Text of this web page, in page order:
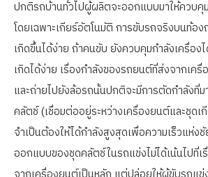
ปกติรถบ้านทั่วไปผู้ผลิตจะออกแบบมาให้ควบคุ
โดยเฉพาะเกียร์อัตโนมัติ การขับรถจริงบนท้อ
เกิดขึ้นได้ง่าย ถ้าคนขับ ยังควบคุมกำลังเครื่อง
เกิดได้ง่าย เรื่องกำลังของรถยนต์ที่ส่งจากเค
และถ่ายไปยังล้อรถนั้นปกติจะมีการตัดกำลังที่
คลัตช์ (เชื่อมต่ออยู่ระหว่างเครื่องยนต์และชุดเ
จำเป็นต้องให้ได้กำลังสูงสุดเพื่อความเร็วแห่ง
ออกแบบของชุดคลัตช์ในรถแข่งไม่ได้เน้นไปที่เ
จากเครื่องยนต์เป็นหลัก แต่ปล่อยให้ผู้ขับรถแข่